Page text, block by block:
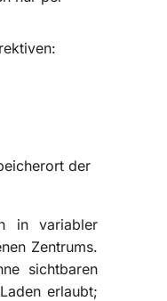
der
in variabler
Zentrums.
sichtbaren
erlaubt;